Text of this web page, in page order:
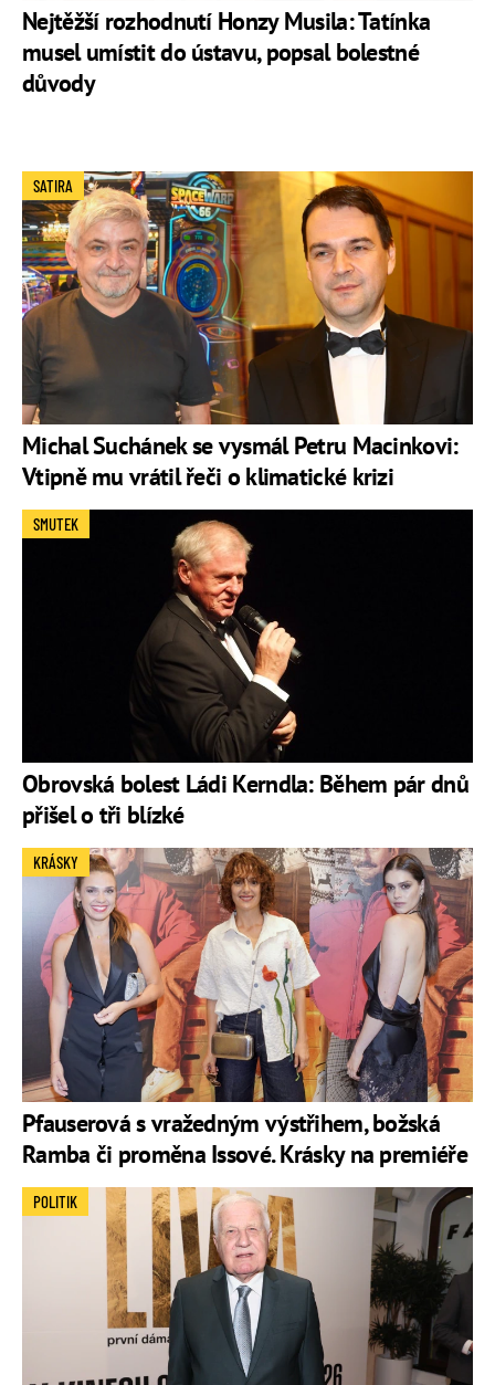
Nejtěžší rozhodnutí Honzy Musila: Tatínka
musel umístit do ústavu, popsal bolestné
důvody
Michal Suchánek se vysmál Petru Macinkovi:
Vtipně mu vrátil řeči o klimatické krizi
SATIRA
Obrovská bolest Ládi Kerndla: Během pár dnů
přišel o tři blízké
SMUTEK
Pfauserová s vražedným výstřihem, božská
Ramba či proměna Issové. Krásky na premiéře
KRÁSKY
POLITIK